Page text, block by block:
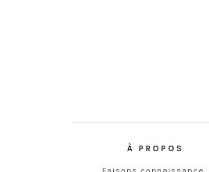
À PROPOS